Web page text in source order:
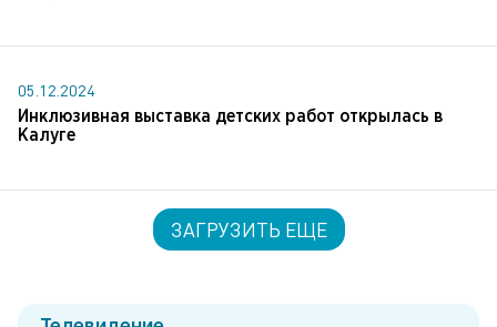
05.12.2024
Инклюзивная выставка детских работ открылась в
Калуге
ЗАГРУЗИТЬ ЕЩЕ